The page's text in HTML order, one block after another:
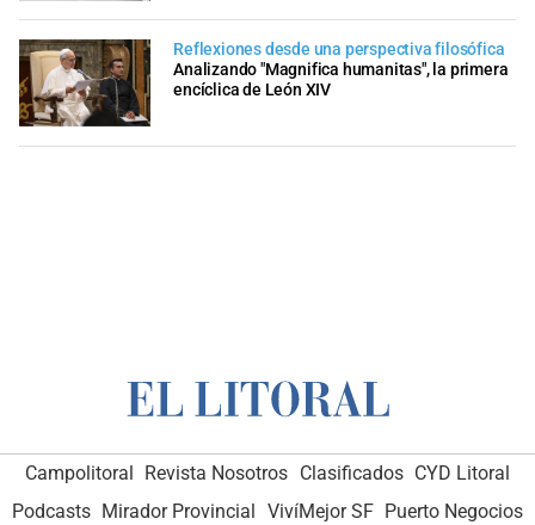
Reflexiones desde una perspectiva filosófica
Analizando "Magnifica humanitas", la primera
encíclica de León XIV
Campolitoral Revista Nosotros Clasificados CYD Litoral
Podcasts Mirador Provincial VivíMejor SF Puerto Negocios